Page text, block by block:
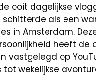
ooit dagelijkse
schitterde als een
in Amsterdam.
heeft de
vastgelegd op
tot wekelijkse